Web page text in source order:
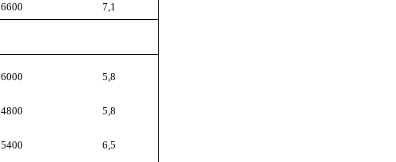
6600 7,1
6000 5,8
4800 5,8
5400 6,5